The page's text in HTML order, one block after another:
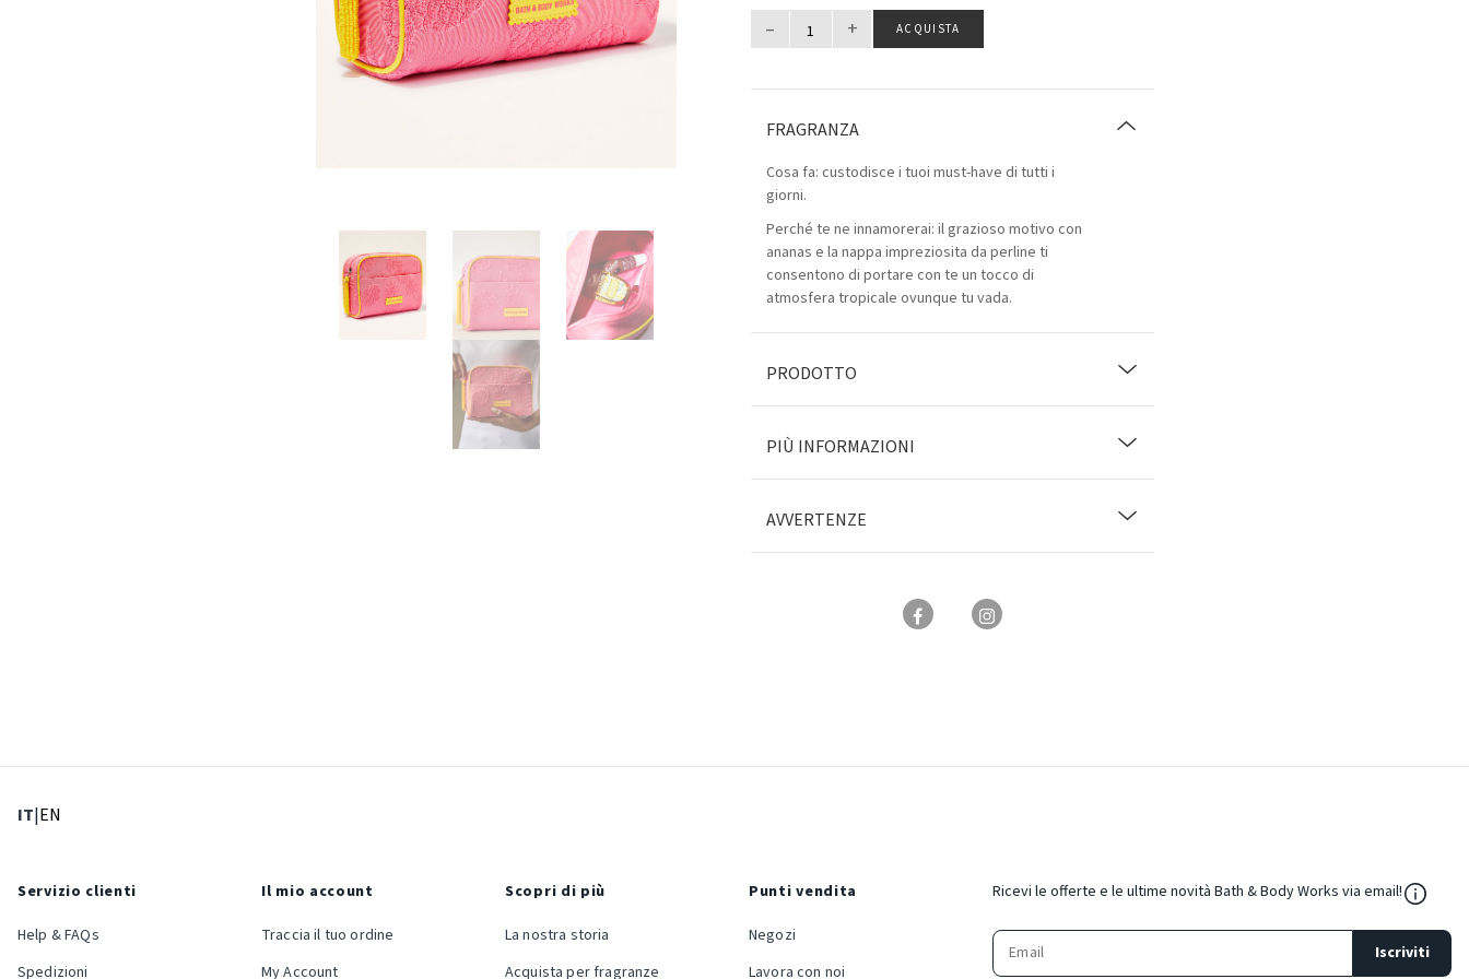
– + ACQUISTA
FRAGRANZA
Cosa fa: custodisce i tuoi must-have di tutti i
giorni.
Perché te ne innamorerai: il grazioso motivo con
ananas e la nappa impreziosita da perline ti
consentono di portare con te un tocco di
atmosfera tropicale ovunque tu vada.
PRODOTTO
PIÙ INFORMAZIONI
AVVERTENZE
IT: Lingua corrente
|EN
Servizio clienti
Help & FAQs
Spedizioni
Il mio account
Traccia il tuo ordine
My Account
Scopri di più
La nostra storia
Acquista per fragranze
Punti vendita
Negozi
Lavora con noi
Ricevi le offerte e le ultime novità Bath & Body Works via email!
Iscriviti